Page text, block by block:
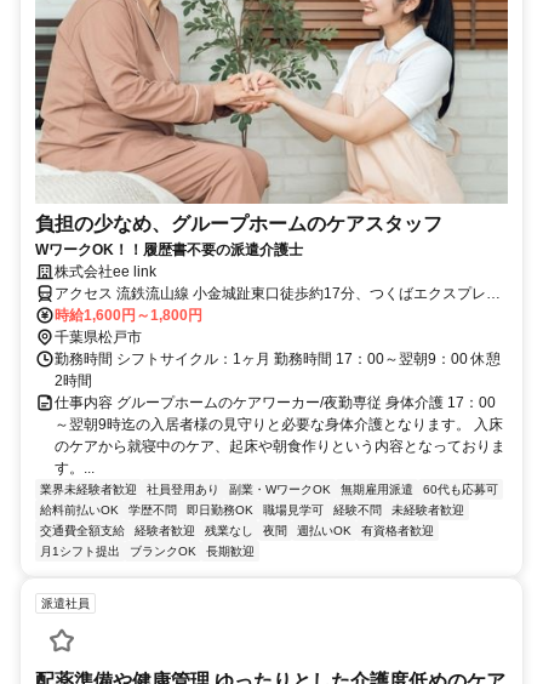
負担の少なめ、グループホームのケアスタッフ
WワークOK！！履歴書不要の派遣介護士
株式会社ee link
アクセス 流鉄流山線 小金城趾東口徒歩約17分、つくばエクスプレス
流山セントラルパーク徒歩約21分、流鉄流山線 鰭ヶ崎徒歩約23分
時給1,600円～1,800円
千葉県松戸市
勤務時間 シフトサイクル：1ヶ月 勤務時間 17：00～翌朝9：00 休憩
2時間
仕事内容 グループホームのケアワーカー/夜勤専従 身体介護 17：00
～翌朝9時迄の入居者様の見守りと必要な身体介護となります。 入床
のケアから就寝中のケア、起床や朝食作りという内容となっておりま
す。...
業界未経験者歓迎 社員登用あり 副業・WワークOK 無期雇用派遣
60代も応募可
給料前払いOK
学歴不問 即日勤務OK 職場見学可 経験不問
未経験者歓迎
交通費全額支給
経験者歓迎 残業なし 夜間 週払いOK
有資格者歓迎
月1シフト提出
ブランクOK 長期歓迎
派遣社員